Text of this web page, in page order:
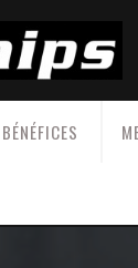
BÉNÉFICES